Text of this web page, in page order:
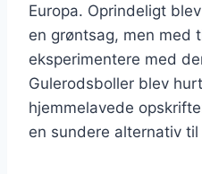
Europa. Oprindeligt
en grøntsag, men med
eksperimentere med
Gulerodsboller blev
hjemmelavede
en sundere alternativ